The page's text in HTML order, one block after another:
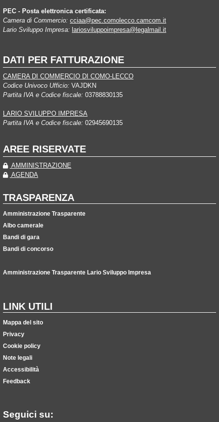
PEC - Posta elettronica certificata:
Camera di Commercio: cciaa@pec.comolecco.camcom.it
Lario Sviluppo Impresa: lariosviluppoimpresa@legalmail.it
DATI PER FATTURAZIONE
CAMERA DI COMMERCIO DI COMO-LECCO
Codice Univoco Ufficio: VAJDKN
Partita IVA e Codice fiscale: 03788830135
LARIO SVILUPPO IMPRESA
Partita IVA e Codice fiscale: 02945690135
AREE RISERVATE
AMMINISTRAZIONE
AGENDA
TRASPARENZA
Amministrazione Trasparente
Albo camerale
Bandi di gara
Bandi di concorso
Amministrazione Trasparente Lario Sviluppo Impresa
LINK UTILI
Mappa del sito
Privacy
Cookie policy
Note legali
Accessibilità
Feedback
Seguici su: